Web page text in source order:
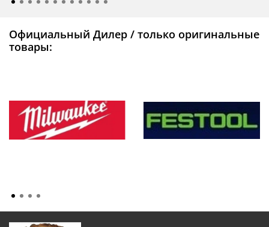
Официальный Дилер / только оригинальные
товары: